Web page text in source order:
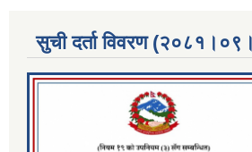
सुची दर्ता विवरण